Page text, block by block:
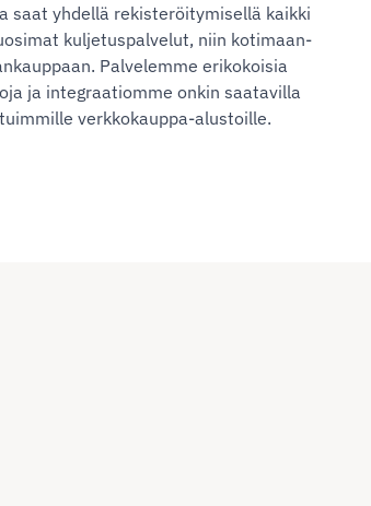
saat yhdellä rekisteröitymisellä kaikki
kuljetuspalvelut, niin kotimaan-
Palvelemme erikokoisia
ja integraatiomme onkin saatavilla
verkkokauppa-alustoille.